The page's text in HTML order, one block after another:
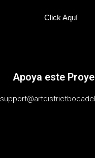
Click Aquí
Apoya este